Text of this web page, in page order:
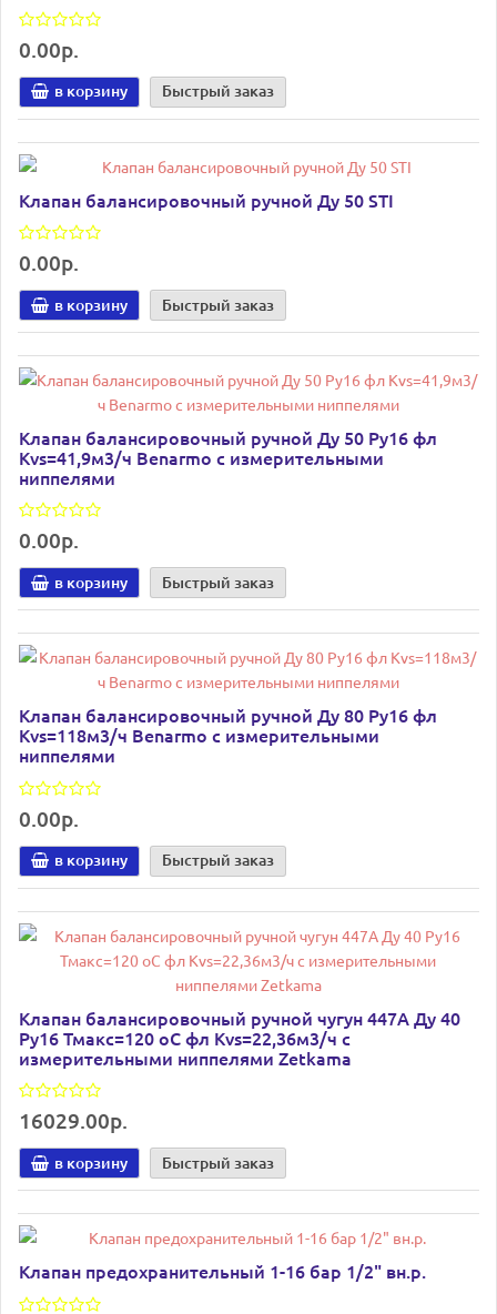
0.00р.
в корзину Быстрый заказ
Клапан балансировочный ручной Ду 50 STI
0.00р.
в корзину Быстрый заказ
Клапан балансировочный ручной Ду 50 Ру16 фл
Kvs=41,9м3/ч Benarmo с измерительными
ниппелями
0.00р.
в корзину Быстрый заказ
Клапан балансировочный ручной Ду 80 Ру16 фл
Kvs=118м3/ч Benarmo с измерительными
ниппелями
0.00р.
в корзину Быстрый заказ
Клапан балансировочный ручной чугун 447A Ду 40
Ру16 Тмакс=120 оС фл Kvs=22,36м3/ч с
измерительными ниппелями Zetkama
16029.00р.
в корзину Быстрый заказ
Клапан предохранительный 1-16 бар 1/2" вн.р.